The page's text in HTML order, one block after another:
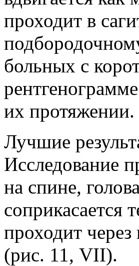
проходит в
больных с
их протяжении.
Лучшие
Исследование
на спине,
соприкасается
проходит
(рис. 11, VII).